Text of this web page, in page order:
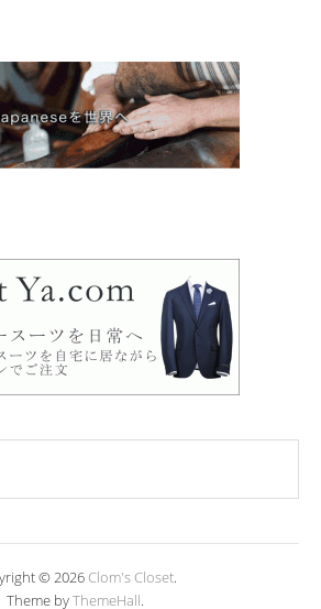
© 2026 Clom's Closet.
Theme byThemeHall.